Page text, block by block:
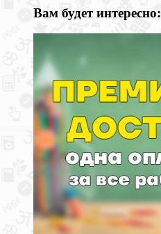
Вам будет интересно: